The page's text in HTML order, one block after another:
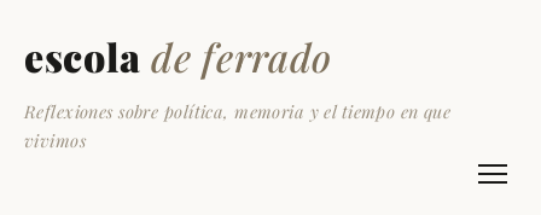
escola de ferrado
Reflexiones sobre política, memoria y el tiempo en que
vivimos